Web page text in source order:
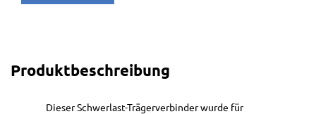
Produktbeschreibung
Dieser Schwerlast-Trägerverbinder wurde für